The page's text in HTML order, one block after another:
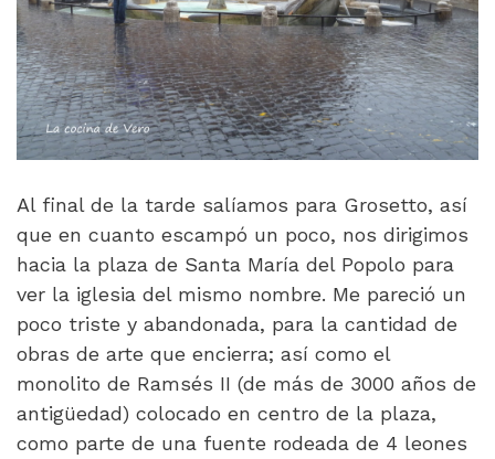
Al final de la tarde salíamos para Grosetto, así
que en cuanto escampó un poco, nos dirigimos
hacia la plaza de Santa María del Popolo para
ver la iglesia del mismo nombre. Me pareció un
poco triste y abandonada, para la cantidad de
obras de arte que encierra; así como el
monolito de Ramsés II (de más de 3000 años de
antigüedad) colocado en centro de la plaza,
como parte de una fuente rodeada de 4 leones